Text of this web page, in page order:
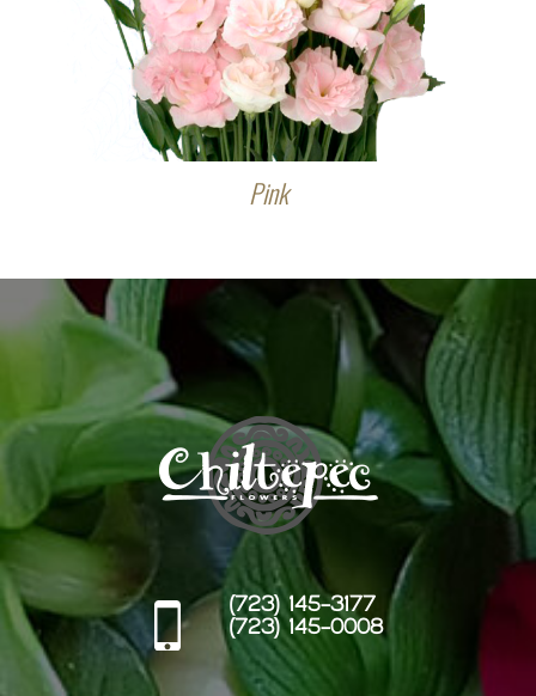
Pink
(723) 145-3177
(723) 145-0008